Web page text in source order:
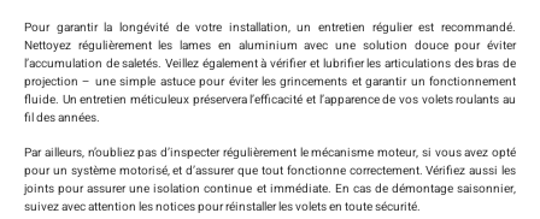
Pour garantir la longévité de votre installation, un entretien régulier est recommandé.
Nettoyez régulièrement les lames en aluminium avec une solution douce pour éviter
l’accumulation de saletés. Veillez également à vérifier et lubrifier les articulations des bras de
projection – une simple astuce pour éviter les grincements et garantir un fonctionnement
fluide. Un entretien méticuleux préservera l’efficacité et l’apparence de vos volets roulants au
fil des années.
Par ailleurs, n’oubliez pas d’inspecter régulièrement le mécanisme moteur, si vous avez opté
pour un système motorisé, et d’assurer que tout fonctionne correctement. Vérifiez aussi les
joints pour assurer une isolation continue et immédiate. En cas de démontage saisonnier,
suivez avec attention les notices pour réinstaller les volets en toute sécurité.